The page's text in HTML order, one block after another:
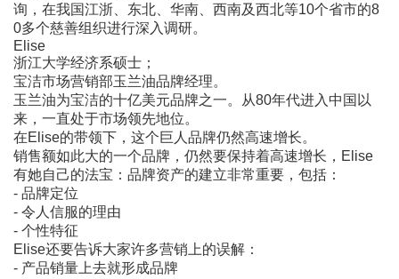
询，在我国江浙、东北、华南、西南及西北等10个省市的8
0多个慈善组织进行深入调研。
Elise
浙江大学经济系硕士；
宝洁市场营销部玉兰油品牌经理。
玉兰油为宝洁的十亿美元品牌之一。从80年代进入中国以
来，一直处于市场领先地位。
在Elise的带领下，这个巨人品牌仍然高速增长。
销售额如此大的一个品牌，仍然要保持着高速增长，Elise
有她自己的法宝：品牌资产的建立非常重要，包括：
- 品牌定位
- 令人信服的理由
- 个性特征
Elise还要告诉大家许多营销上的误解：
- 产品销量上去就形成品牌